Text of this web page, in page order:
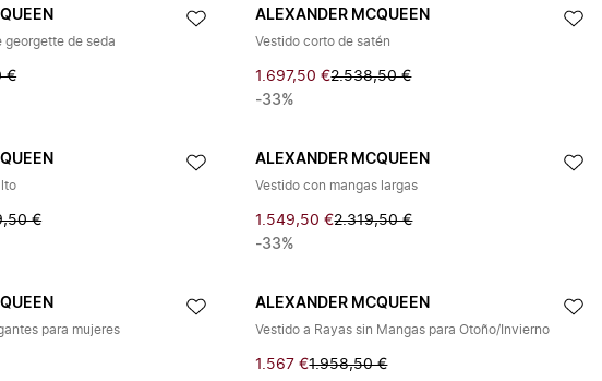
georgette de seda
€
ALEXANDER MCQUEEN
Vestido corto de satén
1.697,50 €2.538,50 €
-33%
€
ALEXANDER MCQUEEN
Vestido con mangas largas
1.549,50 €2.319,50 €
-33%
para mujeres
ALEXANDER MCQUEEN
Vestido a Rayas sin Mangas para Otoño/Invierno
1.567 €1.958,50 €